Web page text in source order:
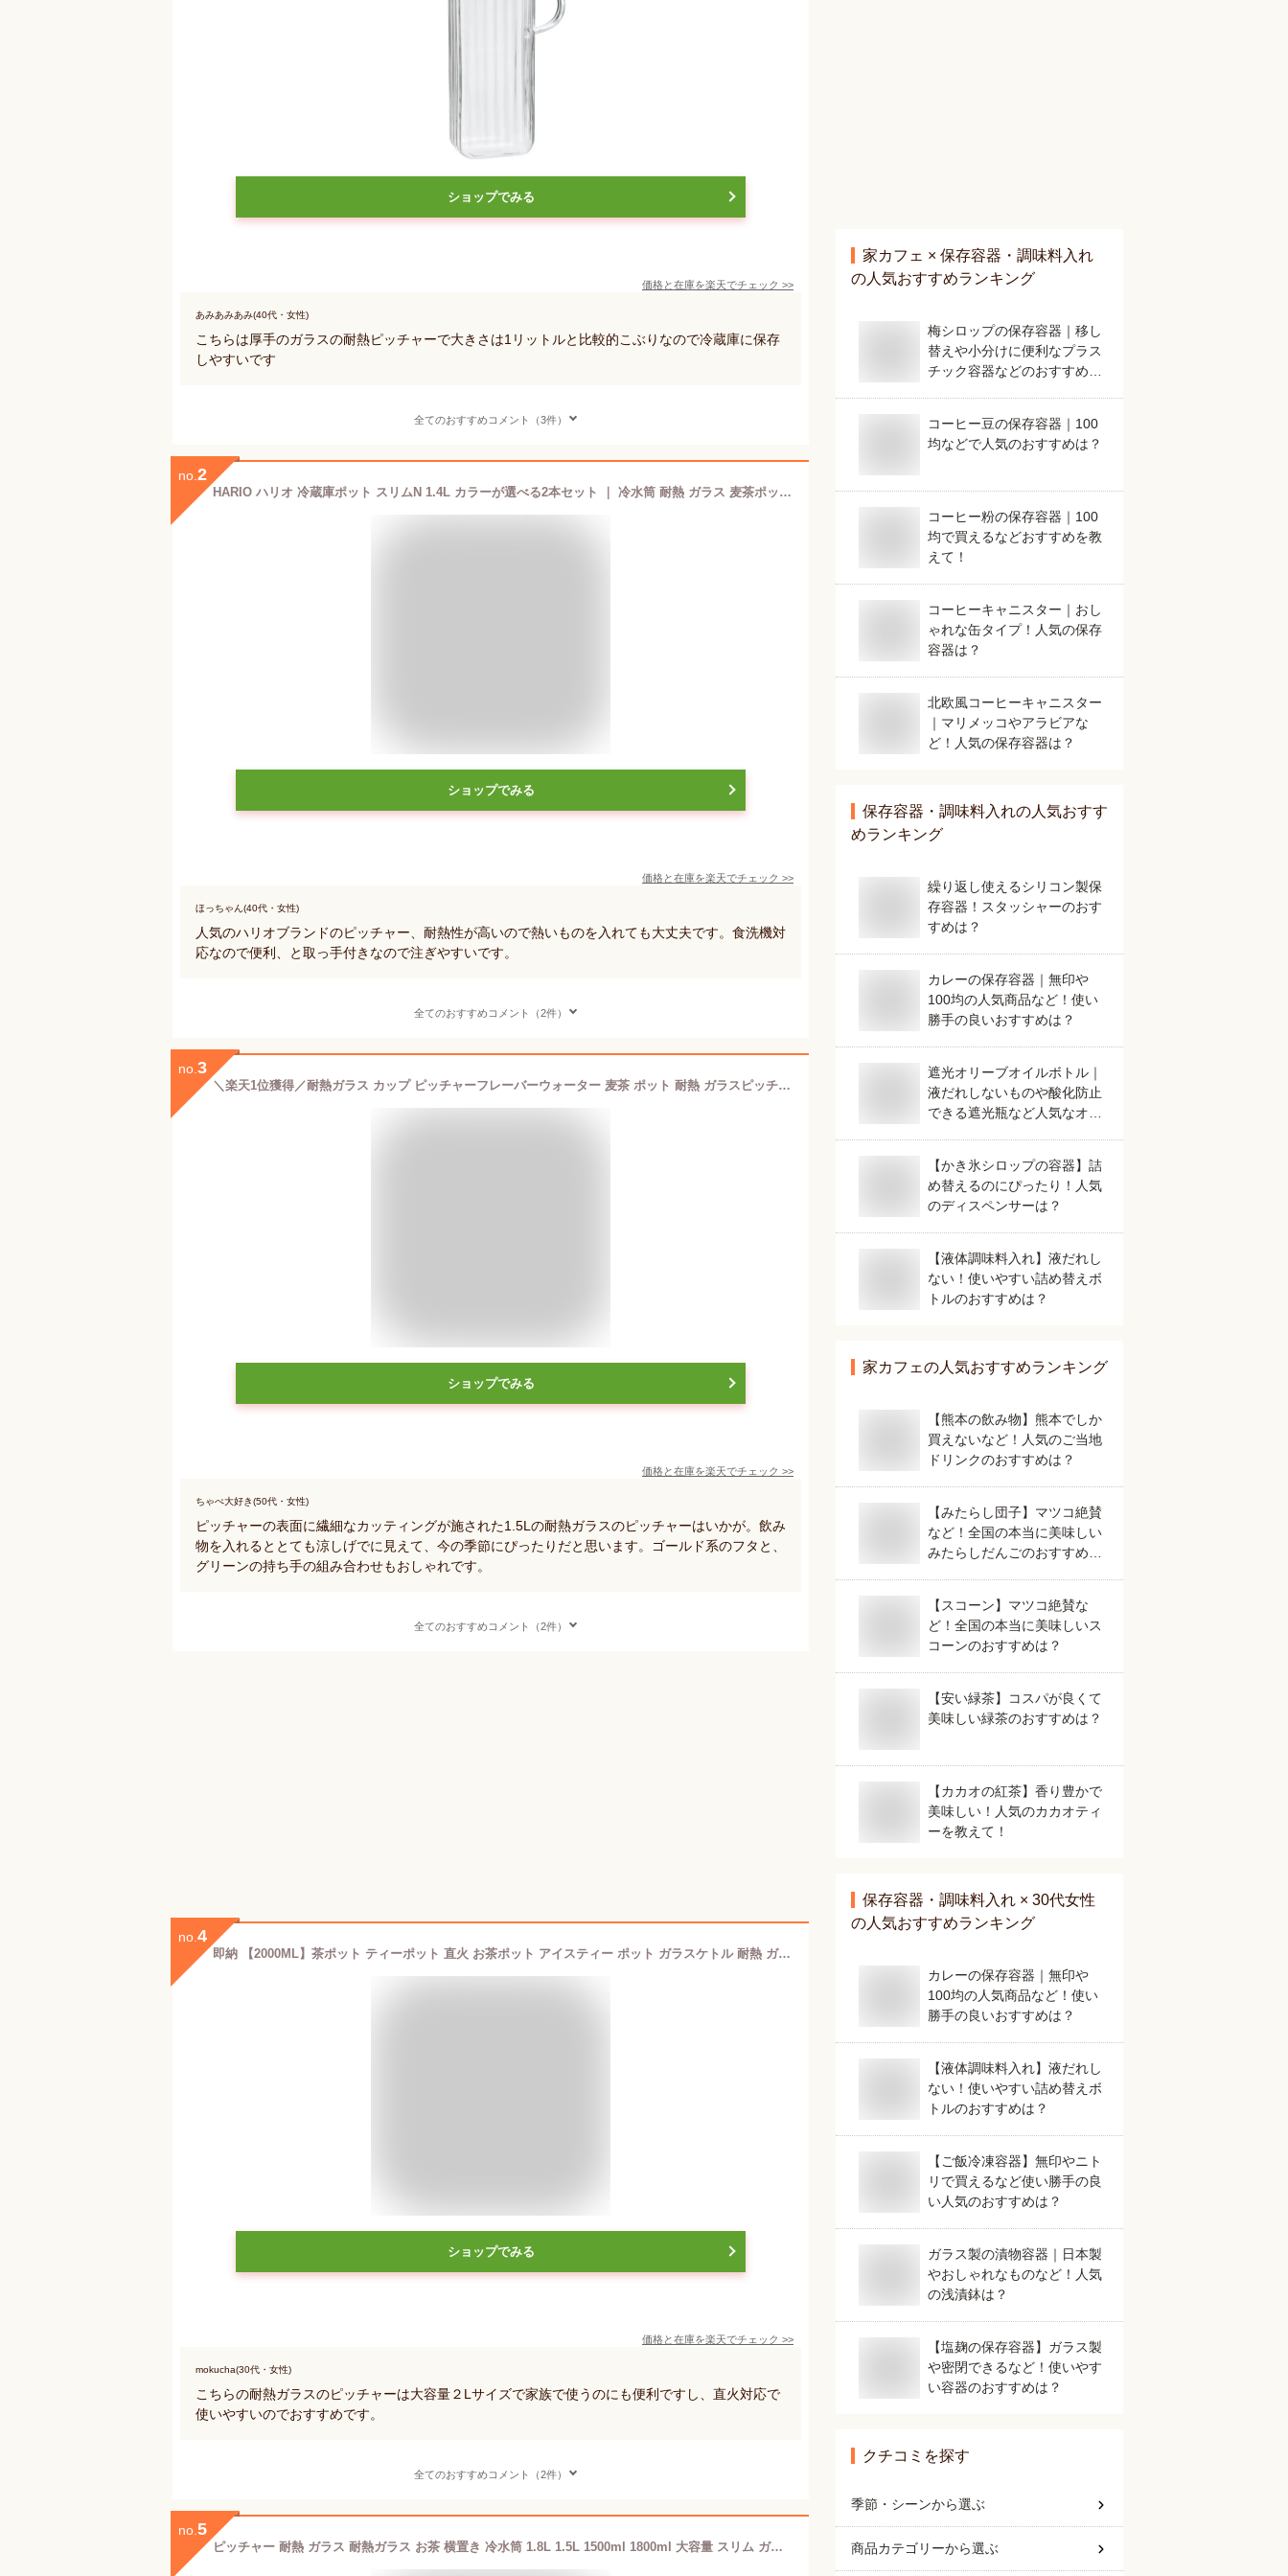
ショップでみる
価格と在庫を楽天でチェック >>
あみあみあみ(40代・女性)
こちらは厚手のガラスの耐熱ピッチャーで大きさは1リットルと比較的こぶりなので冷蔵庫に保存
しやすいです
全てのおすすめコメント（3件）
no. 2
HARIO ハリオ 冷蔵庫ポット スリムN 1.4L カラーが選べる2本セット ｜ 冷水筒 耐熱 ガラス 麦茶ポット ピッチャー 食洗機対応 取っ手付き 冷蔵庫ポット ドアポケット お茶入れ おしゃれ
ショップでみる
価格と在庫を楽天でチェック >>
ほっちゃん(40代・女性)
人気のハリオブランドのピッチャー、耐熱性が高いので熱いものを入れても大丈夫です。食洗機対
応なので便利、と取っ手付きなので注ぎやすいです。
全てのおすすめコメント（2件）
no. 3
＼楽天1位獲得／耐熱ガラス カップ ピッチャーフレーバーウォーター 麦茶 ポット 耐熱 ガラスピッチャー おしゃれ スリム 水差し 洗いやすい 麦茶ポット 冷茶ポット アイスティー 冷茶 ジャグ 冷水筒 食洗器対応 1500ml プレゼント セット
ショップでみる
価格と在庫を楽天でチェック >>
ちゃぺ大好き(50代・女性)
ピッチャーの表面に繊細なカッティングが施された1.5Lの耐熱ガラスのピッチャーはいかが。飲み
物を入れるととても涼しげでに見えて、今の季節にぴったりだと思います。ゴールド系のフタと、
グリーンの持ち手の組み合わせもおしゃれです。
全てのおすすめコメント（2件）
no. 4
即納 【2000ML】茶ポット ティーポット 直火 お茶ポット アイスティー ポット ガラスケトル 耐熱 ガラス ポット 紅茶 ポットティーポット 麦茶ポット 耐熱 ガラス ピッチャー 2.0リットル 直火対応 ホウケイ酸ガラス 冷水筒 ステンレス茶こし一体型蓋 当店オススメ
ショップでみる
価格と在庫を楽天でチェック >>
mokucha(30代・女性)
こちらの耐熱ガラスのピッチャーは大容量２Lサイズで家族で使うのにも便利ですし、直火対応で
使いやすいのでおすすめです。
全てのおすすめコメント（2件）
no. 5
ピッチャー 耐熱 ガラス 耐熱ガラス お茶 横置き 冷水筒 1.8L 1.5L 1500ml 1800ml 大容量 スリム ガラスポット 直火対応可
家カフェ × 保存容器・調味料入れ
の人気おすすめランキング
梅シロップの保存容器｜移し
替えや小分けに便利なプラス
チック容器などのおすすめ
コーヒー豆の保存容器｜100
均などで人気のおすすめは？
コーヒー粉の保存容器｜100
均で買えるなどおすすめを教
えて！
コーヒーキャニスター｜おし
ゃれな缶タイプ！人気の保存
容器は？
北欧風コーヒーキャニスター
｜マリメッコやアラビアな
ど！人気の保存容器は？
保存容器・調味料入れの人気おすす
めランキング
繰り返し使えるシリコン製保
存容器！スタッシャーのおす
すめは？
カレーの保存容器｜無印や
100均の人気商品など！使い
勝手の良いおすすめは？
遮光オリーブオイルボトル｜
液だれしないものや酸化防止
できる遮光瓶など人気なオイ
【かき氷シロップの容器】詰
め替えるのにぴったり！人気
のディスペンサーは？
【液体調味料入れ】液だれし
ない！使いやすい詰め替えボ
トルのおすすめは？
家カフェの人気おすすめランキング
【熊本の飲み物】熊本でしか
買えないなど！人気のご当地
ドリンクのおすすめは？
【みたらし団子】マツコ絶賛
など！全国の本当に美味しい
みたらしだんごのおすすめ
【スコーン】マツコ絶賛な
ど！全国の本当に美味しいス
コーンのおすすめは？
【安い緑茶】コスパが良くて
美味しい緑茶のおすすめは？
【カカオの紅茶】香り豊かで
美味しい！人気のカカオティ
ーを教えて！
保存容器・調味料入れ × 30代女性
の人気おすすめランキング
カレーの保存容器｜無印や
100均の人気商品など！使い
勝手の良いおすすめは？
【液体調味料入れ】液だれし
ない！使いやすい詰め替えボ
トルのおすすめは？
【ご飯冷凍容器】無印やニト
リで買えるなど使い勝手の良
い人気のおすすめは？
ガラス製の漬物容器｜日本製
やおしゃれなものなど！人気
の浅漬鉢は？
【塩麹の保存容器】ガラス製
や密閉できるなど！使いやす
い容器のおすすめは？
クチコミを探す
季節・シーンから選ぶ
商品カテゴリーから選ぶ